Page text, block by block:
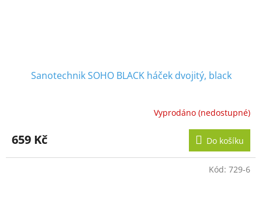
Sanotechnik SOHO BLACK háček dvojitý, black
Vyprodáno (nedostupné)
659 Kč Do košíku
Kód: 729-6